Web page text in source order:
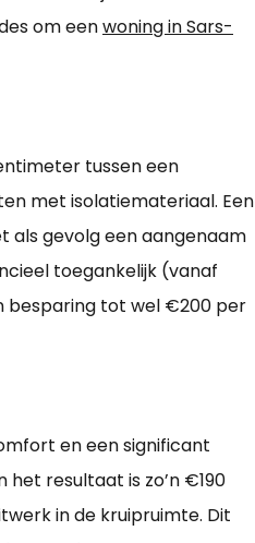
om eenwoning in Sars-
tussen een
met isolatiemateriaal. Een
als gevolg een aangenaam
toegankelijk (vanaf
besparing tot wel €200 per
en een significant
het resultaat is zo’n €190
in de kruipruimte. Dit